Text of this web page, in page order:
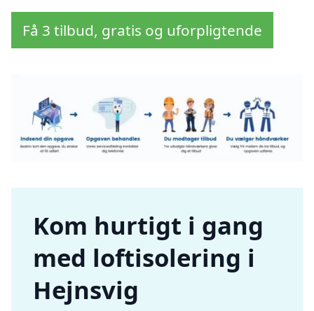
Få 3 tilbud, gratis og uforpligtende
Kom hurtigt i gang
med loftisolering i
Hejnsvig